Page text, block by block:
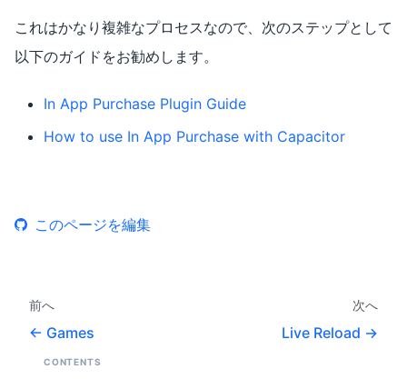
これはかなり複雑なプロセスなので、次のステップとして
以下のガイドをお勧めします。
In App Purchase Plugin Guide
How to use In App Purchase with Capacitor
このページを編集
前へ
Games
次へ
Live Reload
CONTENTS